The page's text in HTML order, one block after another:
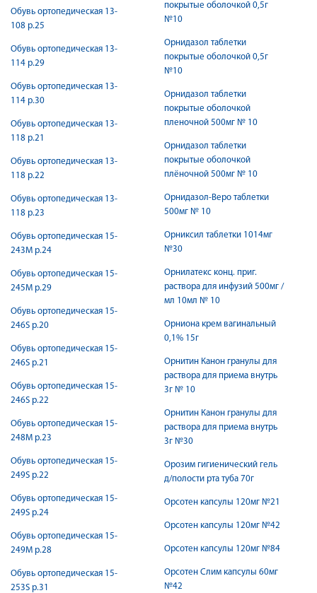
Обувь ортопедическая 13-
108 р.25
Обувь ортопедическая 13-
114 р.29
Обувь ортопедическая 13-
114 р.30
Обувь ортопедическая 13-
118 р.21
Обувь ортопедическая 13-
118 р.22
Обувь ортопедическая 13-
118 р.23
Обувь ортопедическая 15-
243М р.24
Обувь ортопедическая 15-
245М р.29
Обувь ортопедическая 15-
246S р.20
Обувь ортопедическая 15-
246S р.21
Обувь ортопедическая 15-
246S р.22
Обувь ортопедическая 15-
248М р.23
Обувь ортопедическая 15-
249S р.22
Обувь ортопедическая 15-
249S р.24
Обувь ортопедическая 15-
249М р.28
Обувь ортопедическая 15-
253S р.31
покрытые оболочкой 0,5г
№10
Орнидазол таблетки
покрытые оболочкой 0,5г
№10
Орнидазол таблетки
покрытые оболочкой
пленочной 500мг № 10
Орнидазол таблетки
покрытые оболочкой
плёночной 500мг № 10
Орнидазол-Веро таблетки
500мг № 10
Орниксил таблетки 1014мг
№30
Орнилатекс конц. приг.
раствора для инфузий 500мг /
мл 10мл № 10
Орниона крем вагинальный
0,1% 15г
Орнитин Канон гранулы для
раствора для приема внутрь
3г № 10
Орнитин Канон гранулы для
раствора для приема внутрь
3г №30
Орозим гигиенический гель
д/полости рта туба 70г
Орсотен капсулы 120мг №21
Орсотен капсулы 120мг №42
Орсотен капсулы 120мг №84
Орсотен Слим капсулы 60мг
№42